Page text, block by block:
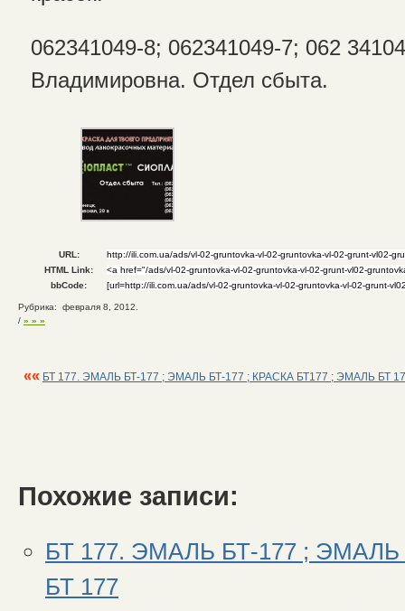
062341049-8; 062341049-7; 062
Владимировна. Отдел сбыта.
URL:
HTML Link:
bbCode:
Рубрика: февраля 8, 2012.
/ » » »
«« БТ 177. ЭМАЛЬ БТ-177 ; ЭМАЛЬ БТ-177 ; КРАСКА БТ177 ; ЭМАЛЬ БТ
Похожие записи:
БТ 177. ЭМАЛЬ БТ-177 ;
БТ 177